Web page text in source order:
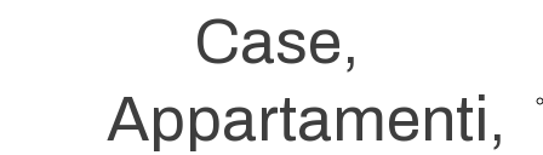
Case,
Appartamenti,